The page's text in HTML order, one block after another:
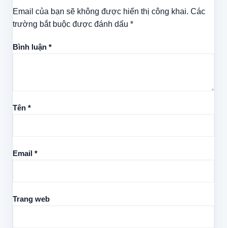
Email của bạn sẽ không được hiển thị công khai. Các
trường bắt buộc được đánh dấu *
Bình luận *
Tên *
Email *
Trang web